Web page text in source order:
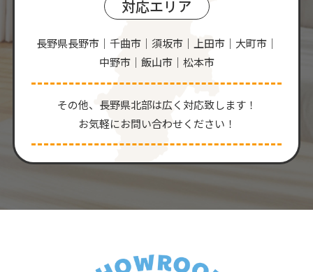
対応エリア
長野県長野市｜千曲市｜須坂市｜上田市｜大町市｜
中野市｜飯山市｜松本市
その他、⻑野県北部は広く対応致します！
お気軽にお問い合わせください！